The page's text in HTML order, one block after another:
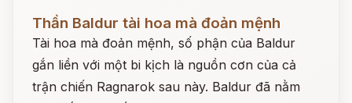
Đọc ngay
Thần Baldur tài hoa mà đoản mệnh
Tài hoa mà đoản mệnh, số phận của Baldur
gắn liền với một bi kịch là nguồn cơn của cả
trận chiến Ragnarok sau này. Baldur đã nằm